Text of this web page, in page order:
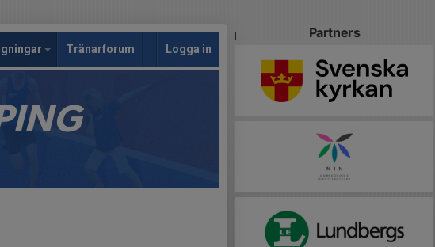
Tränarforum Logga in
Partners